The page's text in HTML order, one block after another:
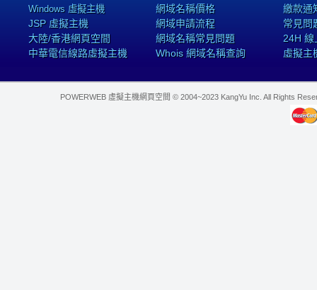
Windows 虛擬主機
JSP 虛擬主機
大陸/香港網頁空間
中華電信線路虛擬主機
網域名稱價格
網域申請流程
網域名稱常見問題
Whois 網域名稱查詢
繳款通
常見問
24H 線
虛擬主
POWERWEB 虛擬主機網頁空間 © 2004~2023 KangYu Inc. All Rights